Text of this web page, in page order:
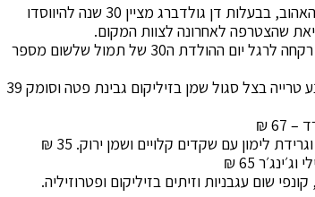
תמול שלשום, מוסד התרבות ובית הקפה הירושלמי המוכר והאהוב, בבעלות דן גולדברג מציין 30 שנה להיווסדו
שהצטרפה לאחרונה לצוות המקום.
השפית נעמי גיאת (לשעבר מסעדת צמח וקבוצת מחניודה) רקחה לרגל יום ההולדת ה30 של תמול שלשום מספר
קרפצ׳ו סלקים אפויים במלח-ויניגרט נענע, פקאן מסוכר נענע טרייה בצל סגול שמן בזיליקום גבינת פטה וסומק 39
₪
לימון עם שקדים קלויים ושמן ירוק. 35 ₪
65 ₪
קונפי שום עגבניות וזיתים בזיליקום ופטרוזיליה.